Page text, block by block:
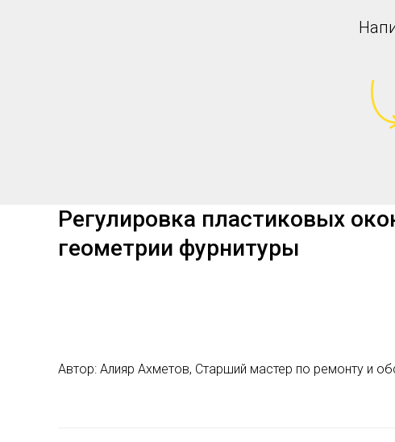
Регулировка пластиковых
геометрии фурнитуры
Автор: Алияр Ахметов, Старший мастер по ремонту и